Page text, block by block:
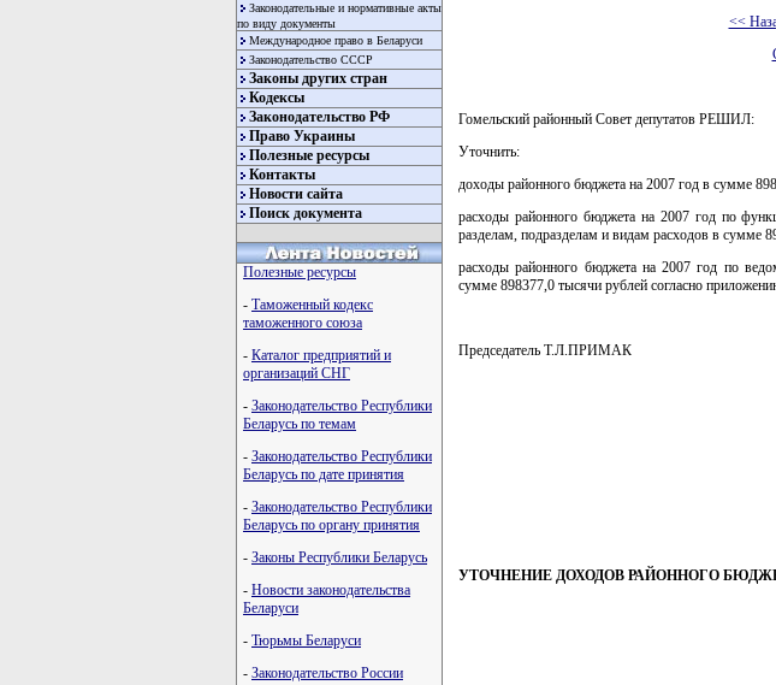
Законодательные и нормативные акты
по виду документы
Международное право в Беларуси
Законодательство СССР
Законы других стран
Кодексы
Законодательство РФ
Право Украины
Полезные ресурсы
Контакты
Новости сайта
Поиск документа
Полезные ресурсы
- Таможенный кодекс
таможенного союза
- Каталог предприятий и
организаций СНГ
- Законодательство Республики
Беларусь по темам
- Законодательство Республики
Беларусь по дате принятия
- Законодательство Республики
Беларусь по органу принятия
- Законы Республики Беларусь
- Новости законодательства
Беларуси
- Тюрьмы Беларуси
- Законодательство России
<<
Гомельский районный Совет депутатов РЕШИЛ:
Уточнить:
доходы районного бюджета на 2007 год в сумме
расходы районного бюджета на 2007 год по
разделам, подразделам и видам расходов в сумме
расходы районного бюджета на 2007 год по
сумме 898377,0 тысячи рублей согласно
Председатель Т.Л.ПРИМАК
УТОЧНЕНИЕ ДОХОДОВ РАЙОННОГО